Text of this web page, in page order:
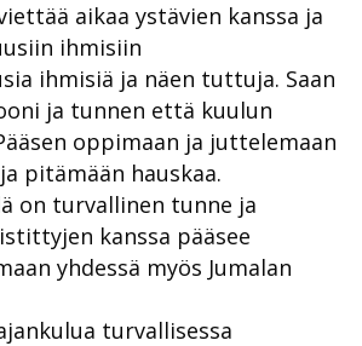
aikaa ystävien kanssa ja
ihmisiin
ihmisiä ja näen tuttuja. Saan
ja tunnen että kuulun
oppimaan ja juttelemaan
pitämään hauskaa.
on turvallinen tunne ja
kanssa pääsee
yhdessä myös Jumalan
turvallisessa